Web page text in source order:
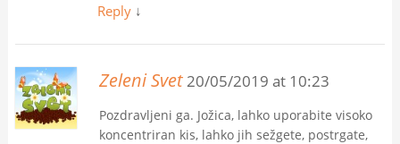
Reply ↓
Zeleni Svet 20/05/2019 at 10:23
Pozdravljeni ga. Jožica, lahko uporabite visoko
koncentriran kis, lahko jih sežgete, postrgate,